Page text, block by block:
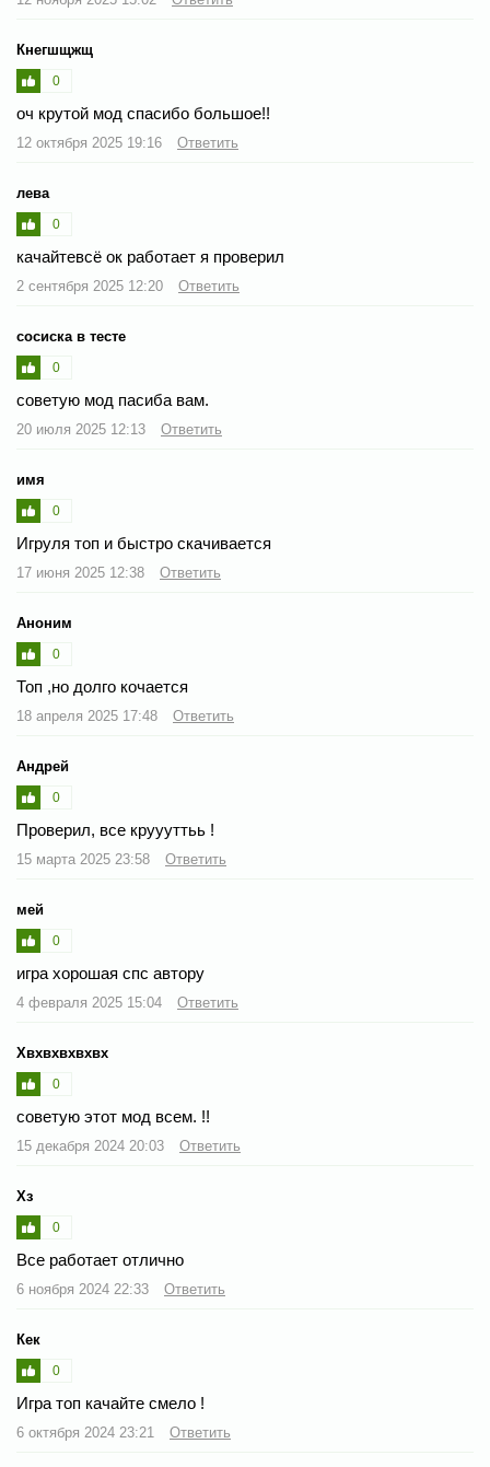
Кнегшщжщ
0
оч крутой мод спасибо большое!!
12 октября 2025 19:16 Ответить
лева
0
качайтевсё ок работает я проверил
2 сентября 2025 12:20 Ответить
сосиска в тесте
0
советую мод пасиба вам.
20 июля 2025 12:13 Ответить
имя
0
Игруля топ и быстро скачивается
17 июня 2025 12:38 Ответить
Аноним
0
Топ ,но долго кочается
18 апреля 2025 17:48 Ответить
Андрей
0
Проверил, все круууттьь !
15 марта 2025 23:58 Ответить
мей
0
игра хорошая спс автору
4 февраля 2025 15:04 Ответить
Хвхвхвхвхвх
0
советую этот мод всем. !!
15 декабря 2024 20:03 Ответить
Хз
0
Все работает отлично
6 ноября 2024 22:33 Ответить
Кек
0
Игра топ качайте смело !
6 октября 2024 23:21 Ответить